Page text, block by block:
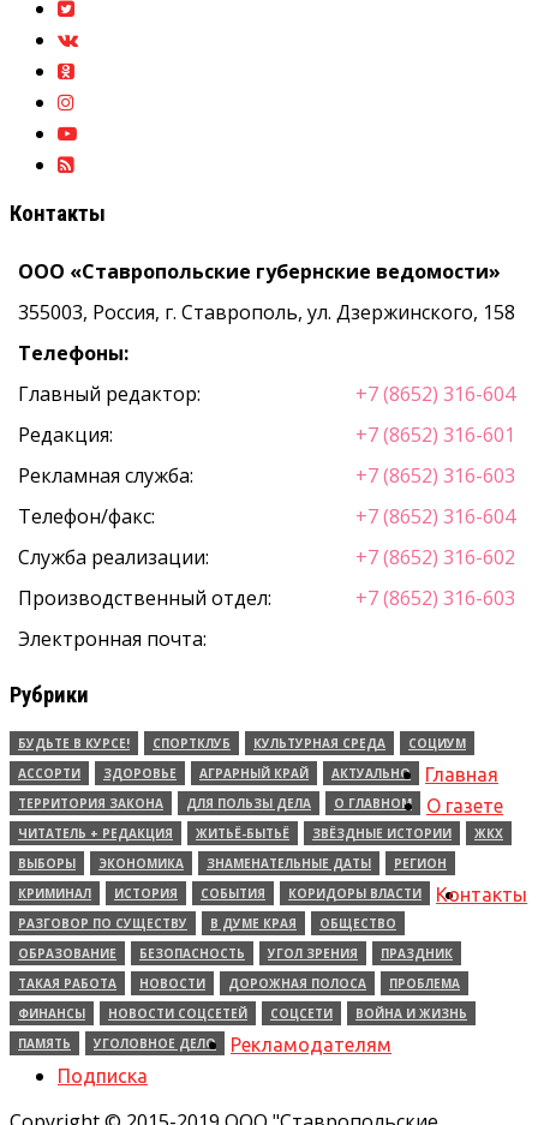
Контакты
ООО «Ставропольские губернские ведомости»
355003, Россия, г. Ставрополь, ул. Дзержинского, 158
Телефоны:
Главный редактор:
+7 (8652) 316-604
Редакция:
+7 (8652) 316-601
Рекламная служба:
+7 (8652) 316-603
Телефон/факс:
+7 (8652) 316-604
Служба реализации:
+7 (8652) 316-602
Производственный отдел:
+7 (8652) 316-603
Электронная почта:
Рубрики
БУДЬТЕ В КУРСЕ! СПОРТКЛУБ КУЛЬТУРНАЯ СРЕДА
СОЦИУМ
АССОРТИ
ЗДОРОВЬЕ АГРАРНЫЙ КРАЙ
АКТУАЛЬНО
ТЕРРИТОРИЯ ЗАКОНА
ДЛЯ ПОЛЬЗЫ ДЕЛА
О ГЛАВНОМ
ЧИТАТЕЛЬ + РЕДАКЦИЯ
ЖИТЬЁ-БЫТЬЁ ЗВЁЗДНЫЕ ИСТОРИИ
ЖКХ
ВЫБОРЫ
ЭКОНОМИКА ЗНАМЕНАТЕЛЬНЫЕ ДАТЫ
РЕГИОН
КРИМИНАЛ
ИСТОРИЯ СОБЫТИЯ
КОРИДОРЫ ВЛАСТИ
РАЗГОВОР ПО СУЩЕСТВУ
В ДУМЕ КРАЯ
ОБЩЕСТВО
ОБРАЗОВАНИЕ
БЕЗОПАСНОСТЬ УГОЛ ЗРЕНИЯ
ПРАЗДНИК
ТАКАЯ РАБОТА
НОВОСТИ ДОРОЖНАЯ ПОЛОСА
ПРОБЛЕМА
ФИНАНСЫ
НОВОСТИ СОЦСЕТЕЙ СОЦСЕТИ
ВОЙНА И ЖИЗНЬ
ПАМЯТЬ
УГОЛОВНОЕ ДЕЛО
Главная
О газете
Контакты
Рекламодателям
Подписка